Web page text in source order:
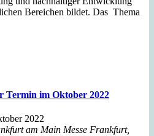
Bereichen bildet. Das Thema
Termin im Oktober 2022
2022
am Main Messe Frankfurt,